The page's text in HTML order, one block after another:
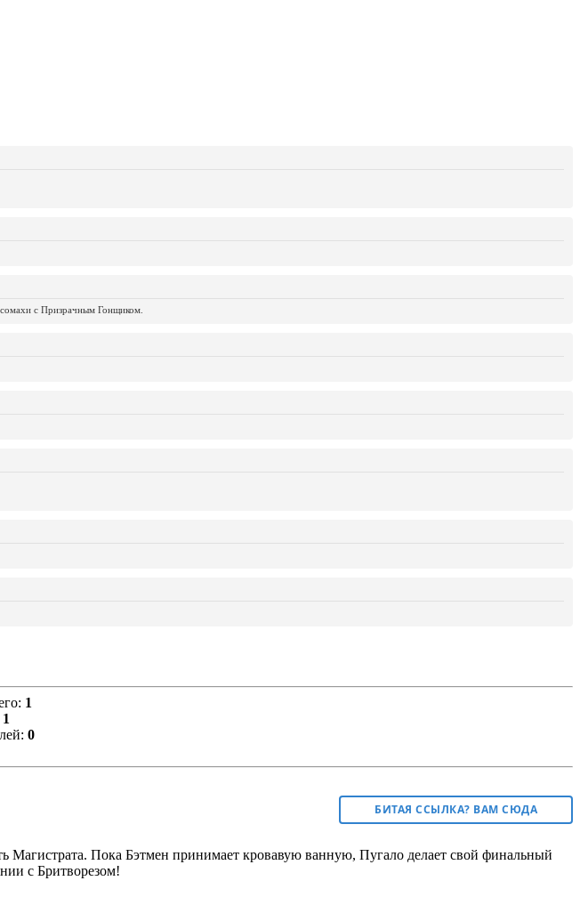
с Призрачным Гонщиком.
1
1
0
БИТАЯ ССЫЛКА? ВАМ СЮДА
Магистрата. Пока Бэтмен принимает кровавую ванную, Пугало делает свой финальный
с Бритворезом!